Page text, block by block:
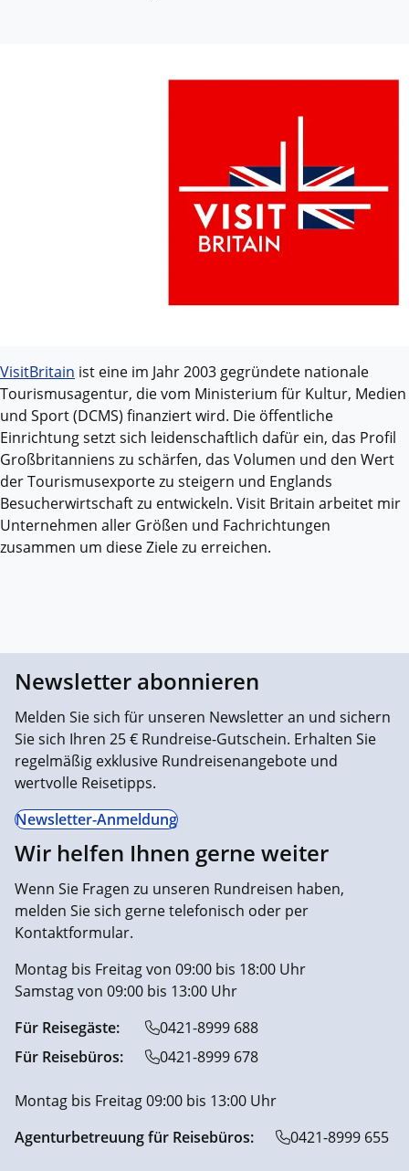
VisitBritain ist eine im Jahr 2003 gegründete nationale
Tourismusagentur, die vom Ministerium für Kultur, Medien
und Sport (DCMS) finanziert wird. Die öffentliche
Einrichtung setzt sich leidenschaftlich dafür ein, das Profil
Großbritanniens zu schärfen, das Volumen und den Wert
der Tourismusexporte zu steigern und Englands
Besucherwirtschaft zu entwickeln. Visit Britain arbeitet mir
Unternehmen aller Größen und Fachrichtungen
zusammen um diese Ziele zu erreichen.
Newsletter abonnieren
Melden Sie sich für unseren Newsletter an und sichern
Sie sich Ihren 25 € Rundreise-Gutschein. Erhalten Sie
regelmäßig exklusive Rundreisenangebote und
wertvolle Reisetipps.
Newsletter-Anmeldung
Wir helfen Ihnen gerne weiter
Wenn Sie Fragen zu unseren Rundreisen haben,
melden Sie sich gerne telefonisch oder per
Kontaktformular.
Montag bis Freitag von 09:00 bis 18:00 Uhr
Samstag von 09:00 bis 13:00 Uhr
Für Reisegäste:
0421-8999 688
Für Reisebüros:
0421-8999 678
Montag bis Freitag 09:00 bis 13:00 Uhr
Agenturbetreuung für Reisebüros:
0421-8999 655